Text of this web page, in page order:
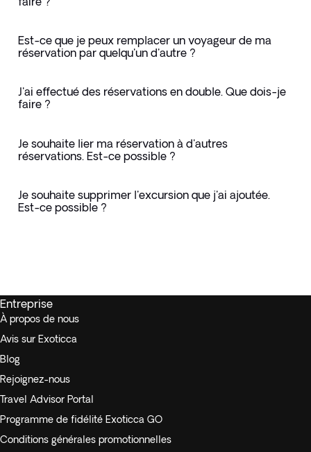
Est-ce que je peux remplacer un voyageur de ma
réservation par quelqu'un d'autre ?
J'ai effectué des réservations en double. Que dois-je
faire ?
Je souhaite lier ma réservation à d'autres
réservations. Est-ce possible ?
Je souhaite supprimer l'excursion que j'ai ajoutée.
Est-ce possible ?